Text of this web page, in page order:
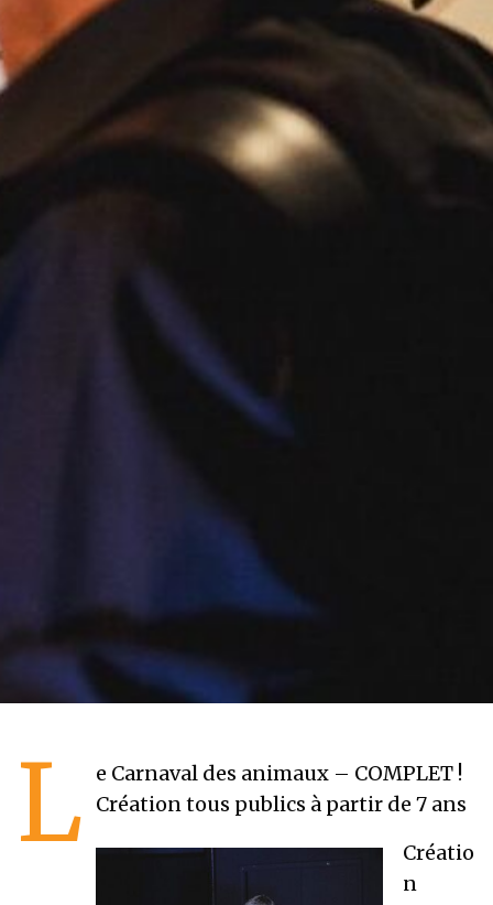
L
e Carnaval des animaux – COMPLET !
Création tous publics à partir de 7 ans
Créatio
n